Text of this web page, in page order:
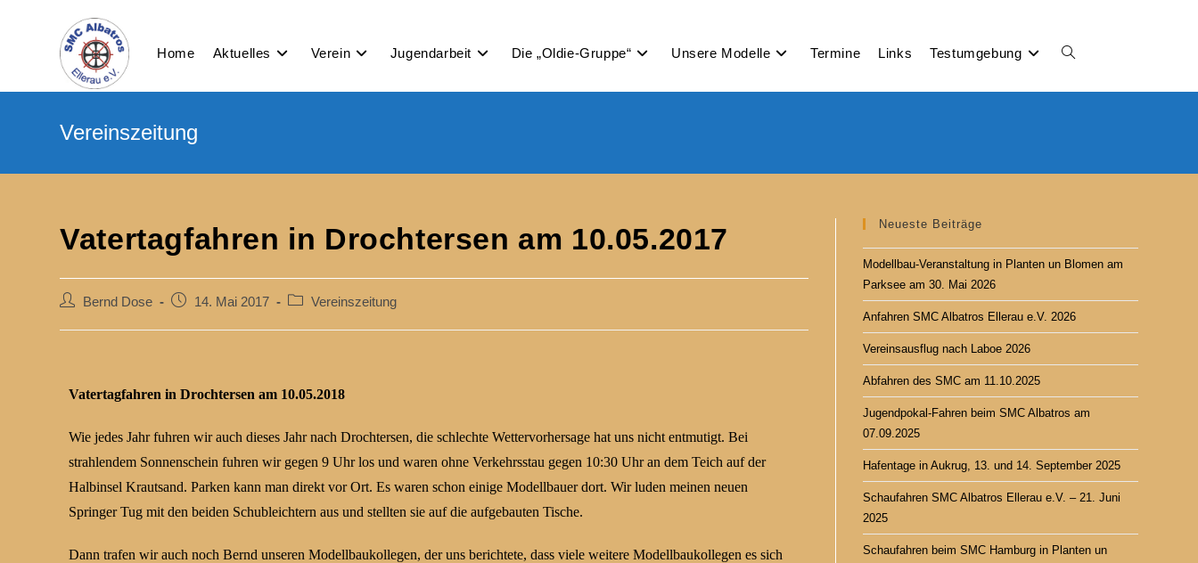
Home Aktuelles Verein Jugendarbeit Die „Oldie-Gruppe“ Unsere Modelle Termine Links Testumgebung
Vatertagfahren in Drochtersen am 10.05.2017
Bernd Dose 14. Mai 2017 Vereinszeitung
Vatertagfahren in Drochtersen am 10.05.2018
Wie jedes Jahr fuhren wir auch dieses Jahr nach Drochtersen, die schlechte Wettervorhersage hat uns nicht entmutigt. Bei
strahlendem Sonnenschein fuhren wir gegen 9 Uhr los und waren ohne Verkehrsstau gegen 10:30 Uhr an dem Teich auf der
Halbinsel Krautsand. Parken kann man direkt vor Ort. Es waren schon einige Modellbauer dort. Wir luden meinen neuen
Springer Tug mit den beiden Schubleichtern aus und stellten sie auf die aufgebauten Tische.
Dann trafen wir auch noch Bernd unseren Modellbaukollegen, der uns berichtete, dass viele weitere Modellbaukollegen es sich
Neueste Beiträge
Modellbau-Veranstaltung in Planten un Blomen am
Parksee am 30. Mai 2026
Anfahren SMC Albatros Ellerau e.V. 2026
Vereinsausflug nach Laboe 2026
Abfahren des SMC am 11.10.2025
Jugendpokal-Fahren beim SMC Albatros am
07.09.2025
Hafentage in Aukrug, 13. und 14. September 2025
Schaufahren SMC Albatros Ellerau e.V. – 21. Juni
2025
Schaufahren beim SMC Hamburg in Planten un